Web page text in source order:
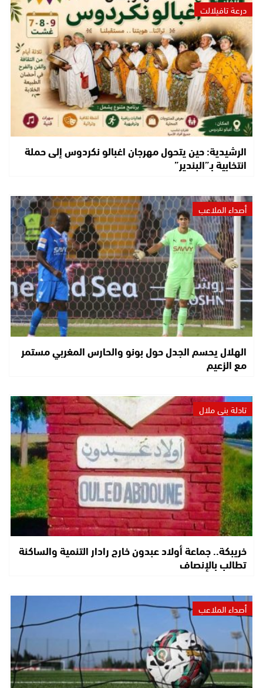
درعة تافيلالت
الرشيدية: حين يتحول مهرجان اغبالو نكردوس إلى حملة
انتخابية بـ”البندير”
أصداء الملاعب
الهلال يحسم الجدل حول بونو والحارس المغربي مستمر
مع الزعيم
تادلة بني ملال
خريبكة.. جماعة أولاد عبدون خارج رادار التنمية والساكنة
تطالب بالإنصاف
أصداء الملاعب